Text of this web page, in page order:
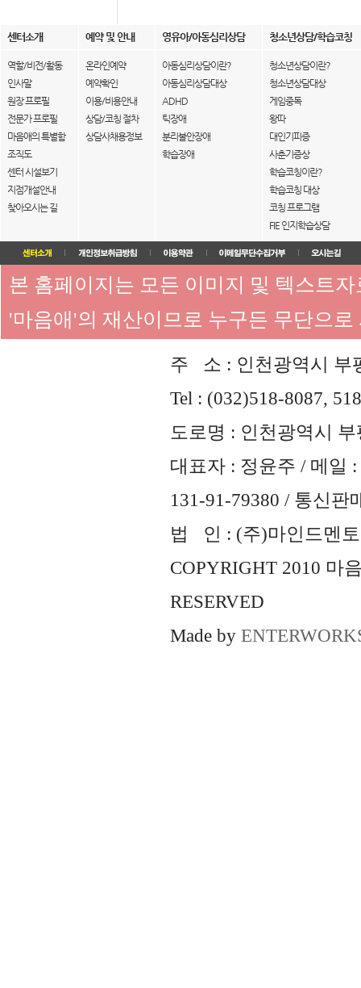
센터소개 예약 및 안내 영유아/아동심리상담 청소년상담/학습코칭
역할/비전/활동
인사말
원장 프로필
전문가 프로필
마음애의 특별함
조직도
센터 시설보기
지점개설안내
찾아오시는 길
온라인예약
예약확인
이용/비용안내
상담/코칭 절차
상담사채용정보
아동심리상담이란?
아동심리상담대상
ADHD
틱장애
분리불안장애
학습장애
청소년상담이란?
청소년상담대상
게임중독
왕따
대인기피증
사춘기증상
학습코칭이란?
학습코칭 대상
코칭 프로그램
FIE 인지학습상담
본 홈페이지는 모든 이미지 및 텍스트
'마음애'의 재산이므로 누구든 무단으
주 소 : 인천광역시 부
Tel : (032)518-8087,
도로명 : 인천광역시
대표자 : 정윤주 / 메일 :
131-91-79380 / 통신판
법 인 : (주)마인드멘토
COPYRIGHT 2010 마
RESERVED
Made by